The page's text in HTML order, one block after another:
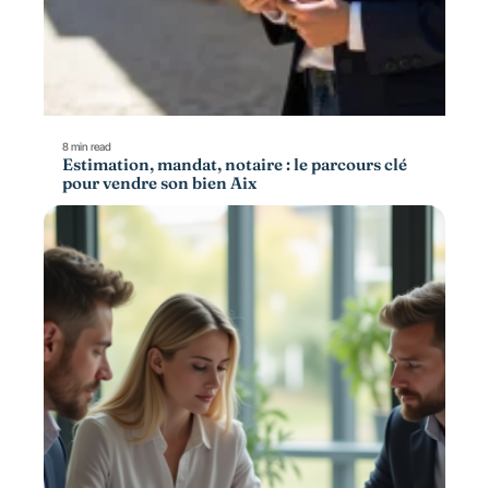
8 min read
Estimation, mandat, notaire : le parcours clé
pour vendre son bien Aix